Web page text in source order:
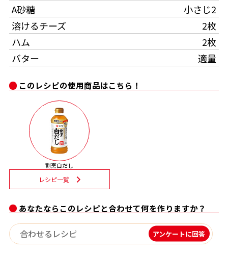
サッと鍋® 楽チン鍋®
楽チン屋®
めんつゆレシピ
割烹白だしレシピ
レシピ特設サイト
割烹白だしレシピ特集
だし巻き卵特集
かつおだしが決め手！簡単茶碗蒸し
このレシピの使用商品はこちら！
割烹白だし
レシピ一覧
あなたならこのレシピと合わせて何を作りますか？
アンケートに回答
A砂糖
小さじ2
溶けるチーズ
2枚
ハム
2枚
バター
適量